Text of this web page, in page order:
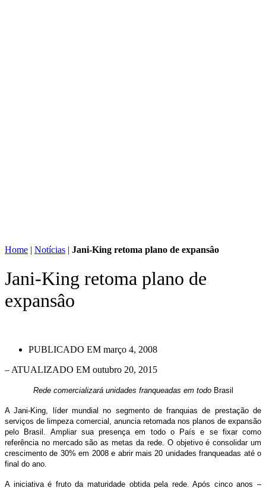
Home | Notícias | Jani-King retoma plano de expansâo
Jani-King retoma plano de
expansâo
PUBLICADO EM março 4, 2008
– ATUALIZADO EM outubro 20, 2015
Rede comercializará unidades franqueadas em todo Brasil
A Jani-King, líder mundial no segmento de franquias de prestação de
serviços de limpeza comercial, anuncia retomada nos planos de expansão
pelo Brasil. Ampliar sua presença em todo o País e se fixar como
referência no mercado são as metas da rede. O objetivo é consolidar um
crescimento de 30% em 2008 e abrir mais 20 unidades franqueadas até o
final do ano.
A iniciativa é fruto da maturidade obtida pela rede. Após cinco anos –